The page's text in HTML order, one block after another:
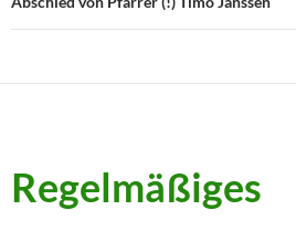
Regelmäßiges